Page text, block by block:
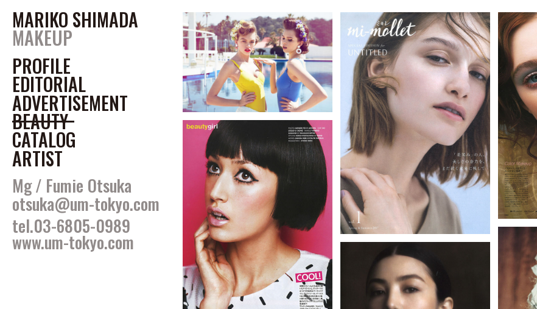
MARIKO SHIMADA
MAKEUP
PROFILE
EDITORIAL
ADVERTISEMENT
BEAUTY
CATALOG
ARTIST
Mg/ Fumie Otsuka
otsuka@um-tokyo.com
tel.03-6805-0989
www.um-tokyo.com
島田真理子 / mariko shimada
makeup
2001 make up COCO氏に師事
2004 独立
＜Magazine＞
VOGUE JAPAN / 25ans / Precious / VERY / 婦人画報 / Richesse /
FIGARO japon / SPUR / GINZA / ELLE / ELLE girl / VOGUE HONGKONG / VOGUE girl /
Priv. / ミセス / 家庭画報 / ゼクシィ / NYLON JAPAN / 装苑 / GISELe / sweet /
e’clat / Domani etc.
＜Advertisement＞
伊勢丹 / 日清 / カゴメ / ロッテ / Lipton / CANADA DRY / SUNSTAR / POLA COSMETIC /
KOKUYO / ビオフェルミン製薬 / NIKE / PARCO / Laforet / LUMINE / Hikarie / UNIQLO / GU /
marimekko / ワコール / arena / NIVEA / Zoff / 三井不動産 / arena / クラシエ / 外為どっとコム etc.
＜Catalog＞
Another Edition / Adam et Rope’ / AG / arch / Cry. / aquagirl / UNITED ARROWS /
MHL. / SEE BY CHLOE / Ciaopanic /qualite / GRASS WATER / JILLSTUART /
SACHIO KAWASAKI / Noela / L’EST ROSE / sacai man / MIZUNO CREATION /
le coq sportif / LANVIN SPORT / Drawing Numbers / TOMORROWLAND /
turno jeana / Johnbull / SLY / J&M DAVIDSON /EDIT.FOR LULU / iCB /